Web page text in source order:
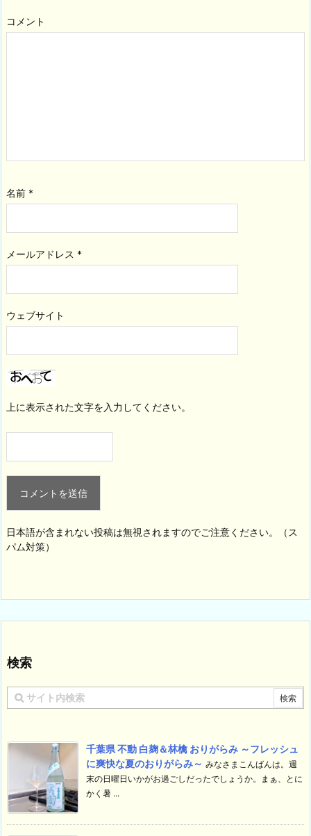
コメント
名前 *
メールアドレス *
ウェブサイト
上に表示された文字を入力してください。
日本語が含まれない投稿は無視されますのでご注意ください。（ス
パム対策）
検索
千葉県 不動 白麹＆林檎 おりがらみ ～フレッシュ
に爽快な夏のおりがらみ～ みなさまこんばんは。週
末の日曜日いかがお過ごしだったでしょうか。まぁ、とに
かく暑 ...